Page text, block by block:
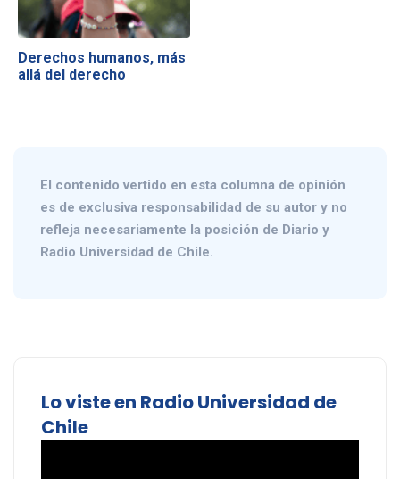
Derechos humanos, más
allá del derecho
El contenido vertido en esta columna de opinión
es de exclusiva responsabilidad de su autor y no
refleja necesariamente la posición de Diario y
Radio Universidad de Chile.
Lo viste en Radio Universidad de
Chile